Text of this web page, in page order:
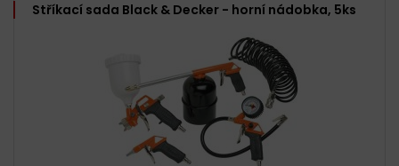
Stříkací sada Black & Decker - horní nádobka, 5ks